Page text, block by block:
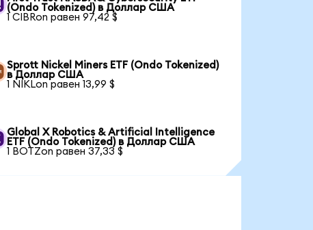
(Ondo Tokenized) в Доллар США
1 CIBRon равен 97,42 $
Sprott Nickel Miners ETF (Ondo Tokenized)
в Доллар США
1 NIKLon равен 13,99 $
Global X Robotics & Artificial Intelligence
ETF (Ondo Tokenized) в Доллар США
1 BOTZon равен 37,33 $